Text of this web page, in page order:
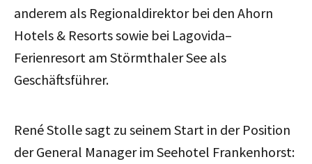
anderem als Regionaldirektor bei den Ahorn
Hotels & Resorts sowie bei Lagovida–
Ferienresort am Störmthaler See als
Geschäftsführer.
René Stolle sagt zu seinem Start in der Position
der General Manager im Seehotel Frankenhorst: